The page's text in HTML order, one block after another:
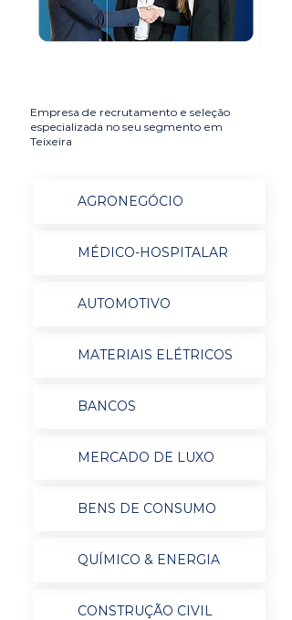
Empresa de recrutamento e seleção
especializada no seu segmento em
Teixeira
AGRONEGÓCIO
MÉDICO-HOSPITALAR
AUTOMOTIVO
MATERIAIS ELÉTRICOS
BANCOS
MERCADO DE LUXO
BENS DE CONSUMO
QUÍMICO & ENERGIA
CONSTRUÇÃO CIVIL